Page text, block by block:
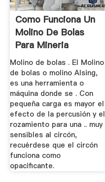
Como Funciona Un
Molino De Bolas
Para Mineria
Molino de bolas . El Molino
de bolas o molino Alsing,
es una herramienta o
máquina donde se . Con
pequeña carga es mayor el
efecto de la percusión y el
rozamiento para una .. muy
sensibles al circón,
recuérdese que el circón
funciona como
opacificante.